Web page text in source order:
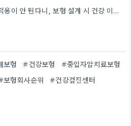
최근 수술 경험 때문에 할인 적용이 안 된다니, 보험 설계 시 건강 이력 체크는 필수인…
보험 #건강보험
#중입자암치료보험
보험회사순위
#건강검진센터